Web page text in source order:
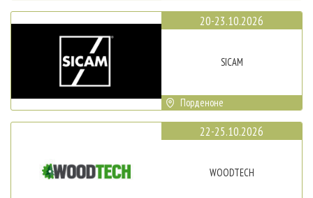
20-23.10.2026
SICAM
Порденоне
22-25.10.2026
WOODTECH